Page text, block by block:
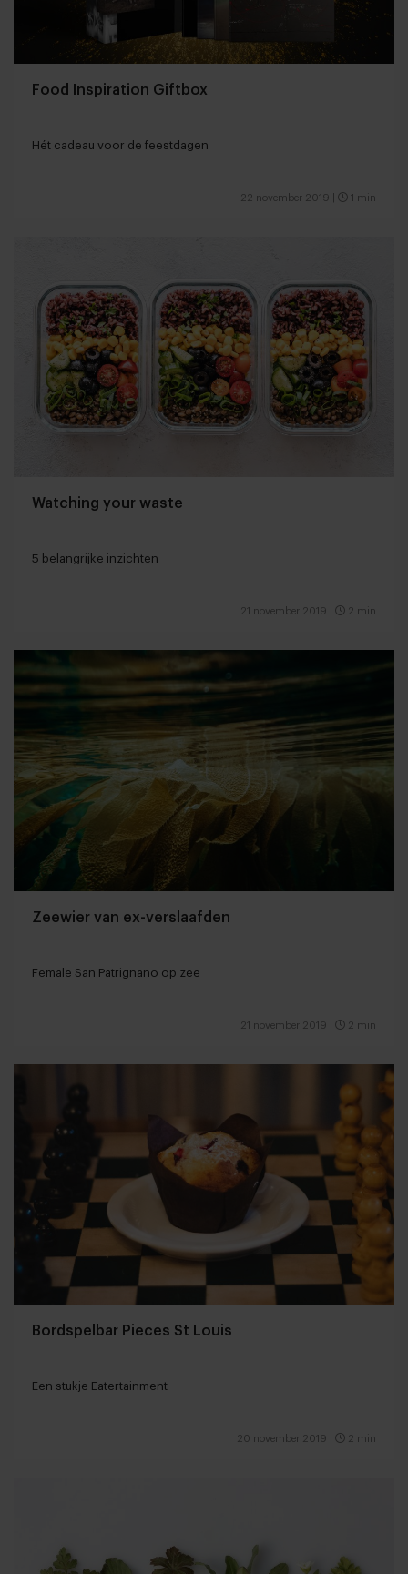
Food Inspiration Giftbox
Hét cadeau voor de feestdagen
22 november 2019 1 min
Watching your waste
5 belangrijke inzichten
21 november 2019 2 min
Zeewier van ex-verslaafden
Female San Patrignano op zee
21 november 2019 2 min
Bordspelbar Pieces St Louis
Een stukje Eatertainment
20 november 2019 2 min